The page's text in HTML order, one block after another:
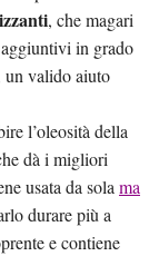
, che magari
in grado
un valido aiuto
l’oleosità della
dà i migliori
usata da sola ma
durare più a
e contiene